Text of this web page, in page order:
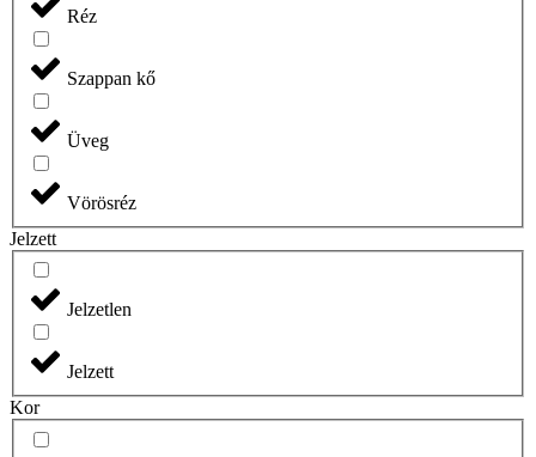
Réz
Szappan kő
Üveg
Vörösréz
Jelzett
Jelzetlen
Jelzett
Kor